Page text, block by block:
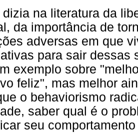
na literatura da
da importância de
adversas em que
para sair dessas
exemplo sobre
feliz", mas melhor
o behaviorismo
saber qual é o
seu